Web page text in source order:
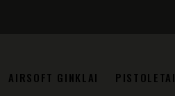
AIRSOFT GINKLAI PISTOLETAI